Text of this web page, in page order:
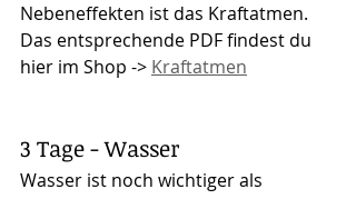
Nebeneffekten ist das Kraftatmen.
Das entsprechende PDF findest du
hier im Shop -> Kraftatmen
3 Tage - Wasser
Wasser ist noch wichtiger als